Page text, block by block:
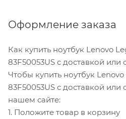
Оформление заказа
Как купить ноутбук Lenovo
83F50053US с доставкой
Чтобы купить ноутбук Lenovo
83F50053US с доставкой
нашем сайте:
1. Положите товар в корзину